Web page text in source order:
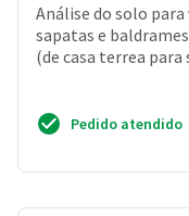
Análise do solo para
sapatas e
(de casa terrea
Pedido atendido